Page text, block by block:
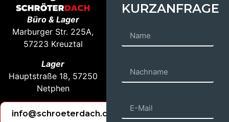
Büro & Lager
Marburger Str. 225A,
57223 Kreuztal
Lager
Hauptstraße 18, 57250
Netphen
info@schroeterdach.de
KURZANFRAGE